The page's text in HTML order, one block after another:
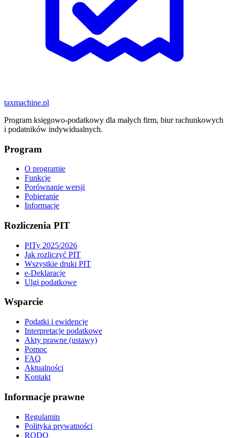
taxmachine.pl
Program księgowo-podatkowy dla małych firm, biur rachunkowych
i podatników indywidualnych.
Program
O programie
Funkcje
Porównanie wersji
Pobieranie
Informacje
Rozliczenia PIT
PITy 2025/2026
Jak rozliczyć PIT
Wszystkie druki PIT
e-Deklaracje
Ulgi podatkowe
Wsparcie
Podatki i ewidencje
Interpretacje podatkowe
Akty prawne (ustawy)
Pomoc
FAQ
Aktualności
Kontakt
Informacje prawne
Regulamin
Polityka prywatności
RODO